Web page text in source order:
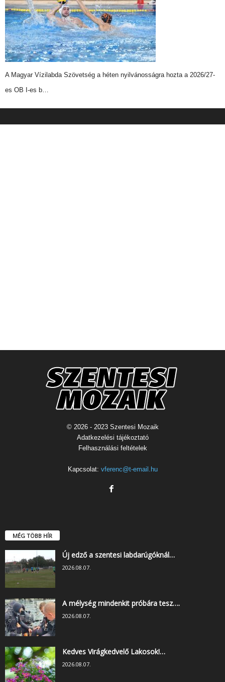
A Magyar Vízilabda Szövetség a héten nyilvánosságra hozta a 2026/27-
es OB I-es b…
© 2026 - 2023 Szentesi Mozaik
Adatkezelési tájékoztató
Felhasználási feltételek
Kapcsolat: vferenc@t-email.hu
MÉG TÖBB HÍR
Új edző a szentesi labdarúgóknál…
2026.08.07.
A mélység mindenkit próbára tesz….
2026.08.07.
Kedves Virágkedvelő Lakosok!…
2026.08.07.